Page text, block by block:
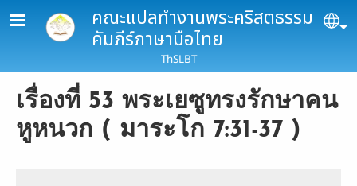
Skip to main contentคณะแปลทำงานพระคริสตธรรม
คัมภีร์ภาษามือไทย
ThSLBT
เรื่องที่ 53 พระเยซูทรงรักษาคน
หูหนวก ( มาระโก 7:31-37 )